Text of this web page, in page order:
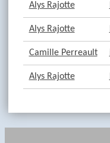
Alys Rajotte
Alys Rajotte
Camille Perreault
Alys Rajotte